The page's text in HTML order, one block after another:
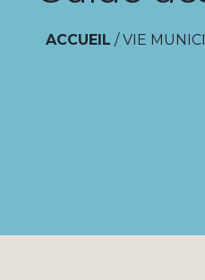
ACCUEIL /VIE